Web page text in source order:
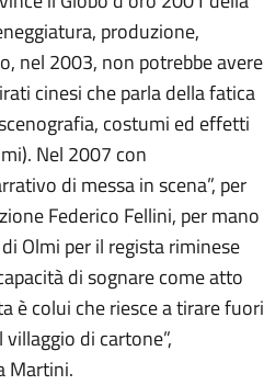
produzione,
nel 2003, non potrebbe avere
cinesi che parla della fatica
costumi ed effetti
Nel 2007 con
di messa in scena”, per
Federico Fellini, per mano
Olmi per il regista riminese
di sognare come atto
è colui che riesce a tirare fuori
di cartone”,
Martini.